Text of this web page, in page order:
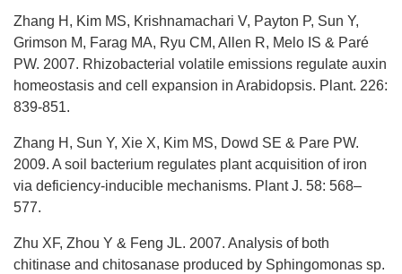
Zhang H, Kim MS, Krishnamachari V, Payton P, Sun Y,
Grimson M, Farag MA, Ryu CM, Allen R, Melo IS & Paré
PW. 2007. Rhizobacterial volatile emissions regulate auxin
homeostasis and cell expansion in Arabidopsis. Plant. 226:
839-851.
Zhang H, Sun Y, Xie X, Kim MS, Dowd SE & Pare PW.
2009. A soil bacterium regulates plant acquisition of iron
via deficiency-inducible mechanisms. Plant J. 58: 568–
577.
Zhu XF, Zhou Y & Feng JL. 2007. Analysis of both
chitinase and chitosanase produced by Sphingomonas sp.